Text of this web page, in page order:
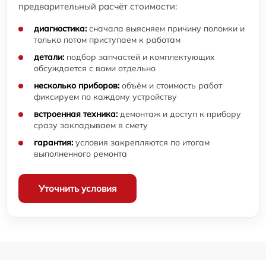
предварительный расчёт стоимости:
диагностика: сначала выясняем причину поломки и
только потом приступаем к работам
детали: подбор запчастей и комплектующих
обсуждается с вами отдельно
несколько приборов: объём и стоимость работ
фиксируем по каждому устройству
встроенная техника: демонтаж и доступ к прибору
сразу закладываем в смету
гарантия: условия закрепляются по итогам
выполненного ремонта
Уточнить условия